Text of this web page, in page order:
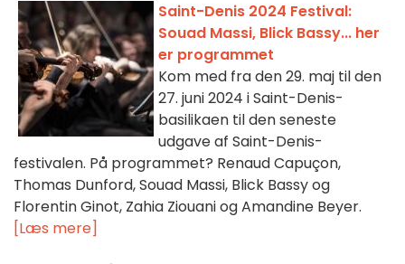
Saint-Denis 2024 Festival:
Souad Massi, Blick Bassy... her
er programmet
Kom med fra den 29. maj til den
27. juni 2024 i Saint-Denis-
basilikaen til den seneste
udgave af Saint-Denis-
festivalen. På programmet? Renaud Capuçon,
Thomas Dunford, Souad Massi, Blick Bassy og
Florentin Ginot, Zahia Ziouani og Amandine Beyer.
[Læs mere]